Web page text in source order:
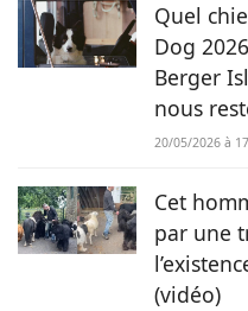
Quel
Dog
Berger
nous
20/05/2026 à
Cet
par une
(vidéo)